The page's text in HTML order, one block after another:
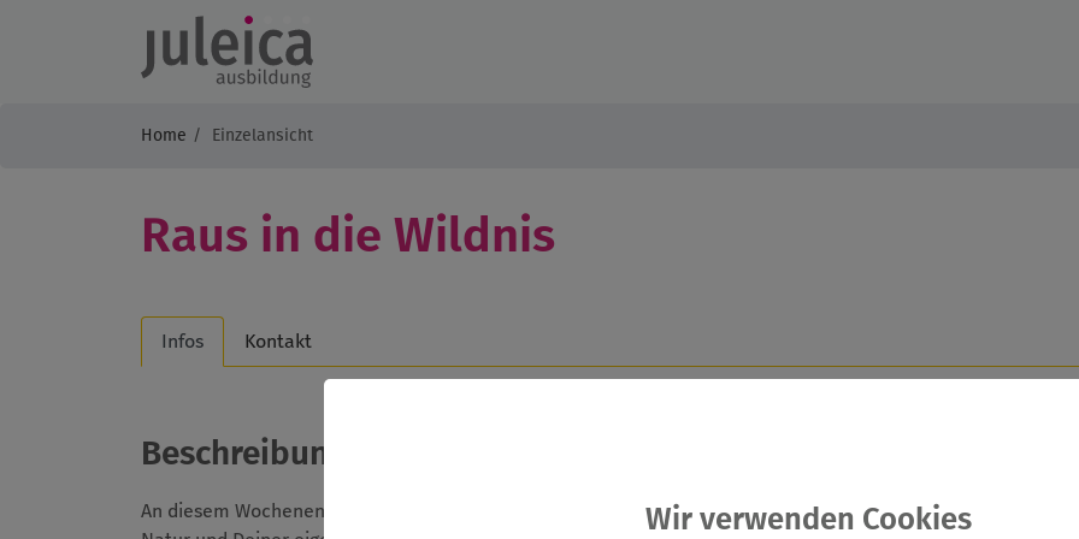
Wir verwenden Cookies
Home Einzelansicht
Raus in die Wildnis
Infos Kontakt
Beschreibung
An diesem Wochenende dreht sich alles um das Thema Natur und Draußen sein. Wir werden die im